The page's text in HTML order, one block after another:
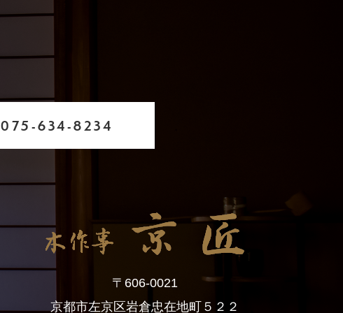
075-634-8234
〒606-0021
京都市左京区岩倉忠在地町５２２